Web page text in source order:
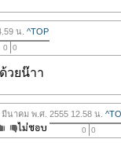
น. ^TOP
0 0
วยน๊าา
มีนาคม พ.ศ. 2555 12.58 น.
0 0